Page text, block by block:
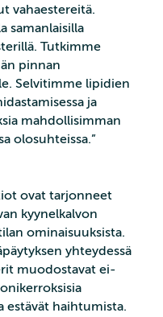
vahaestereitä.
samanlaisilla
Tutkimme
pinnan
Selvitimme lipidien
ja
mahdollisimman
olosuhteissa.”
ovat tarjonneet
kyynelkalvon
ominaisuuksista.
yhteydessä
muodostavat ei-
estävät haihtumista.